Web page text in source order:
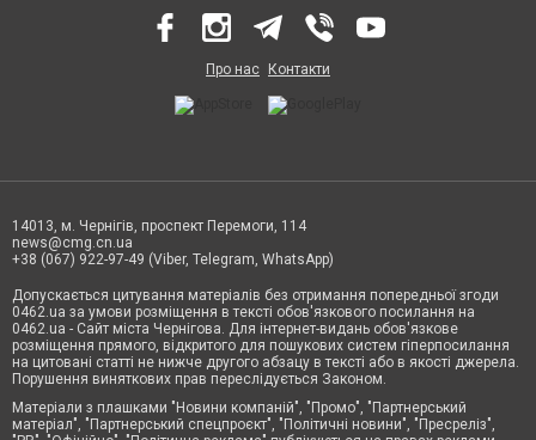
Про нас Контакти
14013, м. Чернігів, проспект Перемоги, 114
news@cmg.cn.ua
+38 (067) 922-97-49 (Viber, Telegram, WhatsApp)
Допускається цитування матеріалів без отримання попередньої згоди
0462.ua за умови розміщення в тексті обов'язкового посилання на
0462.ua - Сайт міста Чернігова. Для інтернет-видань обов'язкове
розміщення прямого, відкритого для пошукових систем гіперпосилання
на цитовані статті не нижче другого абзацу в тексті або в якості джерела.
Порушення виняткових прав переслідується Законом.
Матеріали з плашками "Новини компаній", "Промо", "Партнерський
матеріал", "Партнерський спецпроєкт", "Політичні новини", "Пресреліз",